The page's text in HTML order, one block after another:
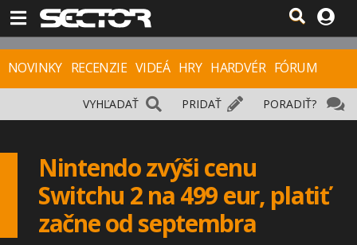
NOVINKY RECENZIE VIDEÁ HRY HARDVÉR FÓRUM
PORADIŤ?
PRIDAŤ
VYHĽADAŤ
Nintendo zvýši cenu
Switchu 2 na 499 eur, platiť
začne od septembra